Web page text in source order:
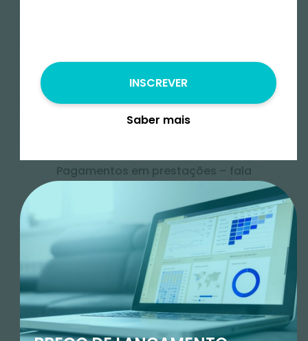
130.00€ 97.50€
Pagamentos em prestações – fala
connosco para saberes as condições
Enviar Mensagem
Add to cart
INSCREVER
Saber mais